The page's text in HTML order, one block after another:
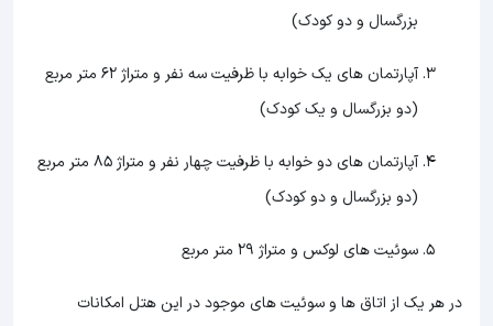
بزرگسال و دو کودک)
آپارتمان های یک خوابه با ظرفیت سه نفر و متراژ 62 متر مربع
(دو بزرگسال و یک کودک)
آپارتمان های دو خوابه با ظرفیت چهار نفر و متراژ 85 متر مربع
(دو بزرگسال و دو کودک)
سوئیت های لوکس و متراژ 29 متر مربع
در هر یک از اتاق ها و سوئیت های موجود در این هتل امکانات